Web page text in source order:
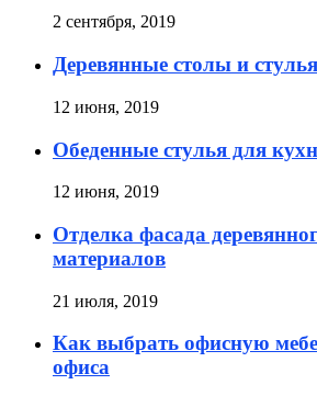
2 сентября, 2019
Деревянные столы и
12 июня, 2019
Обеденные стулья для
12 июня, 2019
Отделка фасада
материалов
21 июля, 2019
Как выбрать офисную
офиса